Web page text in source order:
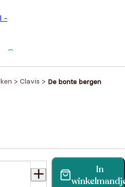
-
> Clavis > De bonte bergen
In
op je vraag op onze